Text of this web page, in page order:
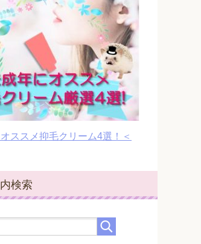
ススメ抑毛クリーム4選！＜
検索